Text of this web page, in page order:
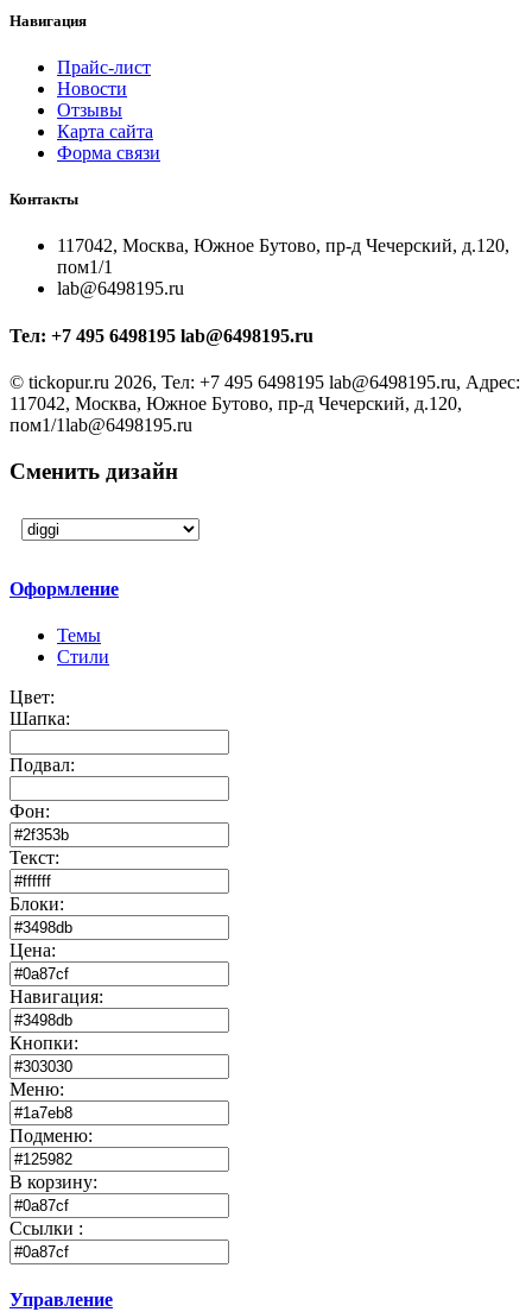
Навигация
Прайс-лист
Новости
Отзывы
Карта сайта
Форма связи
Контакты
117042, Москва, Южное Бутово, пр-д Чечерский, д.120,
пом1/1
lab@6498195.ru
Тел: +7 495 6498195 lab@6498195.ru
© tickopur.ru 2026, Тел: +7 495 6498195 lab@6498195.ru, Адрес:
117042, Москва, Южное Бутово, пр-д Чечерский, д.120,
пом1/1lab@6498195.ru
Сменить дизайн
Оформление
Темы
Стили
Цвет:
Шапка:
Подвал:
Фон:
Текст:
Блоки:
Цена:
Навигация:
Кнопки:
Меню:
Подменю:
В корзину:
Ссылки :
Управление